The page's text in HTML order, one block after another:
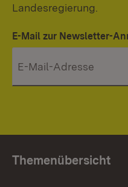
Landesregierung.
E-Mail zur Newsletter-
Themenübersicht